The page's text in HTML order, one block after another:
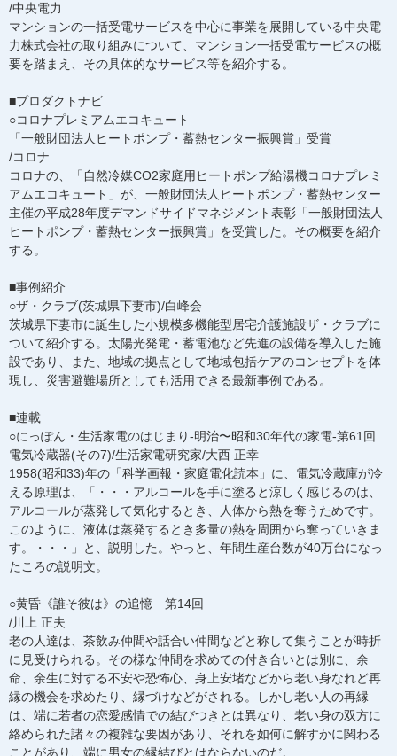
/中央電力
マンションの一括受電サービスを中心に事業を展開している中央電
力株式会社の取り組みについて、マンション一括受電サービスの概
要を踏まえ、その具体的なサービス等を紹介する。
■プロダクトナビ
○コロナプレミアムエコキュート
「一般財団法人ヒートポンプ・蓄熱センター振興賞」受賞
/コロナ
コロナの、「自然冷媒CO2家庭用ヒートポンプ給湯機コロナプレミ
アムエコキュート」が、一般財団法人ヒートポンプ・蓄熱センター
主催の平成28年度デマンドサイドマネジメント表彰「一般財団法人
ヒートポンプ・蓄熱センター振興賞」を受賞した。その概要を紹介
する。
■事例紹介
○ザ・クラブ(茨城県下妻市)/白峰会
茨城県下妻市に誕生した小規模多機能型居宅介護施設ザ・クラブに
ついて紹介する。太陽光発電・蓄電池など先進の設備を導入した施
設であり、また、地域の拠点として地域包括ケアのコンセプトを体
現し、災害避難場所としても活用できる最新事例である。
■連載
○にっぽん・生活家電のはじまり-明治〜昭和30年代の家電-第61回
電気冷蔵器(その7)/生活家電研究家/大西 正幸
1958(昭和33)年の「科学画報・家庭電化読本」に、電気冷蔵庫が冷
える原理は、「・・・アルコールを手に塗ると涼しく感じるのは、
アルコールが蒸発して気化するとき、人体から熱を奪うためです。
このように、液体は蒸発するとき多量の熱を周囲から奪っていきま
す。・・・」と、説明した。やっと、年間生産台数が40万台になっ
たころの説明文。
○黄昏《誰そ彼は》の追憶 第14回
/川上 正夫
老の人達は、茶飲み仲間や話合い仲間などと称して集うことが時折
に見受けられる。その様な仲間を求めての付き合いとは別に、余
命、余生に対する不安や恐怖心、身上安堵などから老い身なれど再
縁の機会を求めたり、縁づけなどがされる。しかし老い人の再縁
は、端に若者の恋愛感情での結びつきとは異なり、老い身の双方に
絡められた諸々の複雑な要因があり、それを如何に解すかに関わる
ことがあり、端に男女の縁結びとはならないのだ。